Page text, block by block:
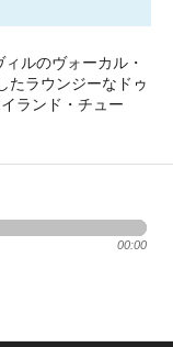
ルのヴォーカル・
たラウンジーなドゥ
ランド・チュー
00:00